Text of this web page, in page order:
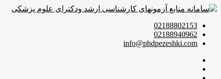
02188802153
02188940962
info@phdpezeshki.com